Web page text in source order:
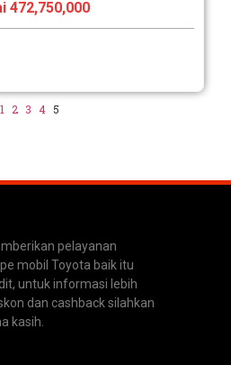
472,750,000
1 2 3 4 5
pelayanan
mobil Toyota baik itu
untuk informasi lebih
dan cashback silahkan
kasih.